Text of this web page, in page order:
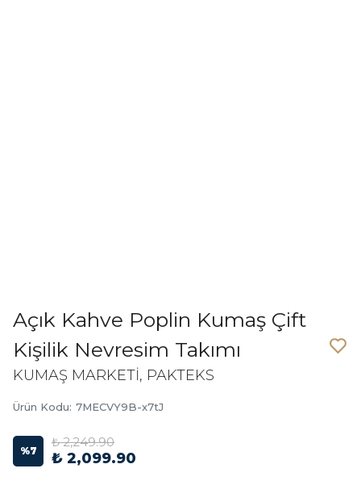
Açık Kahve Poplin Kumaş Çift
Kişilik Nevresim Takımı
KUMAŞ MARKETİ, PAKTEKS
Ürün Kodu: 7MECVY9B-x7tJ
%7
₺ 2,249.90
₺ 2,099.90